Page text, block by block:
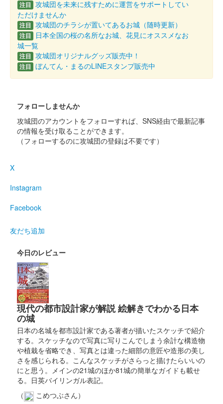
国峯城 御城印
販売終了
国峯城 御城印 2022年冬限定版
国峯城 御城印
第2回群馬戦国御城印サミットにて先行販売された。
国峯城 御城印
国峯城 御城印
販売終了
通常版とデザインは同じだが、銀文字、背景を黒にした限定版御
城印。
国峯城 御城印
販売終了
500枚限定。通常版とデザインは同じだが、金文字、背景を黒に
した限定版御城印。
国峯城 御城印 赤備特別御城印
注目 攻城団を未来に残すために運営をサポートしてい
ただけませんか
注目 攻城団のチラシが置いてあるお城（随時更新）
注目
日本全国の桜の名所なお城、花見にオススメなお
城一覧
注目 攻城団オリジナルグッズ販売中！
注目 ぼんてん・まるのLINEスタンプ販売中
フォローしませんか
攻城団のアカウントをフォローすれば、SNS経由で最新記事
の情報を受け取ることができます。
（フォローするのに攻城団の登録は不要です）
X
Instagram
Facebook
友だち追加
今日のレビュー
現代の都市設計家が解説 絵解きでわかる日本
の城
日本の名城を都市設計家である著者が描いたスケッチで紹介
する。スケッチなので写真に写りこんでしまう余計な構造物
や植栽を省略でき、写真とは違った細部の意匠や造形の美し
さを感じられる。こんなスケッチがさらっと描けたらいいの
にと思う。メインの21城のほか81城の簡単なガイドも載せ
る。日英バイリンガル表記。
（
こめつぶさん）